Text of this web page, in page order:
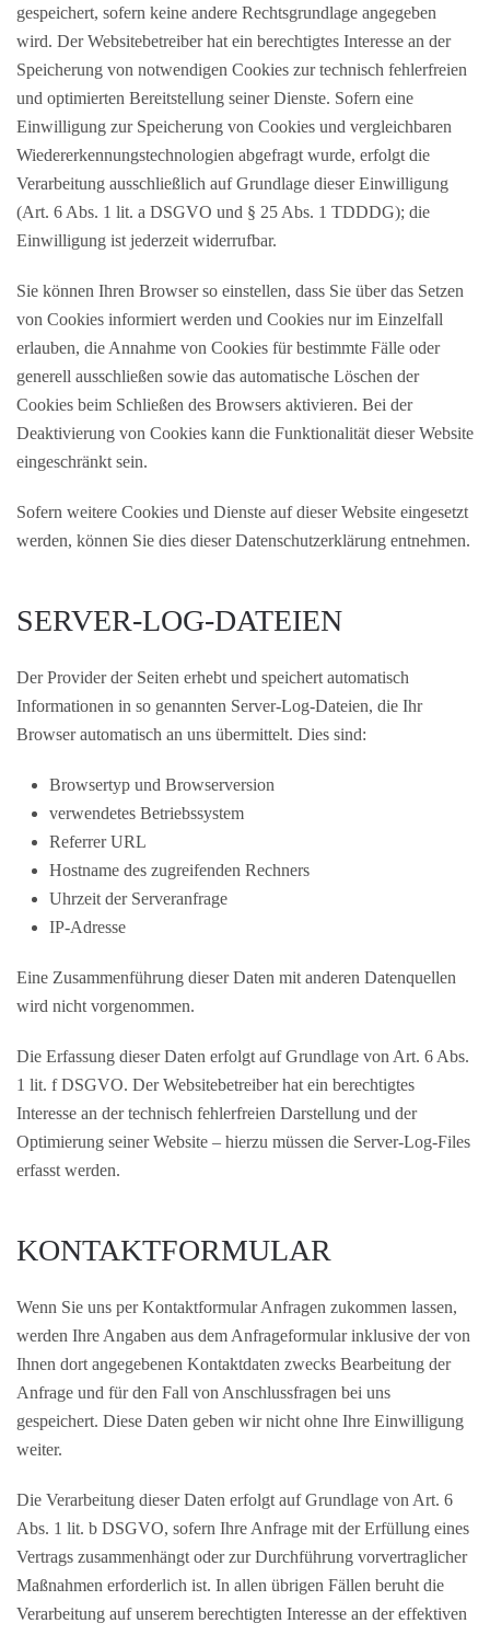
gespeichert, sofern keine andere Rechtsgrundlage angegeben
wird. Der Websitebetreiber hat ein berechtigtes Interesse an der
Speicherung von notwendigen Cookies zur technisch fehlerfreien
und optimierten Bereitstellung seiner Dienste. Sofern eine
Einwilligung zur Speicherung von Cookies und vergleichbaren
Wiedererkennungstechnologien abgefragt wurde, erfolgt die
Verarbeitung ausschließlich auf Grundlage dieser Einwilligung
(Art. 6 Abs. 1 lit. a DSGVO und § 25 Abs. 1 TDDDG); die
Einwilligung ist jederzeit widerrufbar.
Sie können Ihren Browser so einstellen, dass Sie über das Setzen
von Cookies informiert werden und Cookies nur im Einzelfall
erlauben, die Annahme von Cookies für bestimmte Fälle oder
generell ausschließen sowie das automatische Löschen der
Cookies beim Schließen des Browsers aktivieren. Bei der
Deaktivierung von Cookies kann die Funktionalität dieser Website
eingeschränkt sein.
Sofern weitere Cookies und Dienste auf dieser Website eingesetzt
werden, können Sie dies dieser Datenschutzerklärung entnehmen.
SERVER-LOG-DATEIEN
Der Provider der Seiten erhebt und speichert automatisch
Informationen in so genannten Server-Log-Dateien, die Ihr
Browser automatisch an uns übermittelt. Dies sind:
Browsertyp und Browserversion
verwendetes Betriebssystem
Referrer URL
Hostname des zugreifenden Rechners
Uhrzeit der Serveranfrage
IP-Adresse
Eine Zusammenführung dieser Daten mit anderen Datenquellen
wird nicht vorgenommen.
Die Erfassung dieser Daten erfolgt auf Grundlage von Art. 6 Abs.
1 lit. f DSGVO. Der Websitebetreiber hat ein berechtigtes
Interesse an der technisch fehlerfreien Darstellung und der
Optimierung seiner Website – hierzu müssen die Server-Log-Files
erfasst werden.
KONTAKTFORMULAR
Wenn Sie uns per Kontaktformular Anfragen zukommen lassen,
werden Ihre Angaben aus dem Anfrageformular inklusive der von
Ihnen dort angegebenen Kontaktdaten zwecks Bearbeitung der
Anfrage und für den Fall von Anschlussfragen bei uns
gespeichert. Diese Daten geben wir nicht ohne Ihre Einwilligung
weiter.
Die Verarbeitung dieser Daten erfolgt auf Grundlage von Art. 6
Abs. 1 lit. b DSGVO, sofern Ihre Anfrage mit der Erfüllung eines
Vertrags zusammenhängt oder zur Durchführung vorvertraglicher
Maßnahmen erforderlich ist. In allen übrigen Fällen beruht die
Verarbeitung auf unserem berechtigten Interesse an der effektiven